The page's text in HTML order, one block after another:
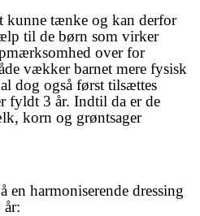
kunne tænke og kan derfor
til de børn som virker
over for
vækker barnet mere fysisk
dog også først tilsættes
fyldt 3 år. Indtil da er de
korn og grøntsager
harmoniserende dressing